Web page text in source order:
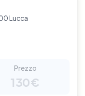
Lucca
Prezzo
130€